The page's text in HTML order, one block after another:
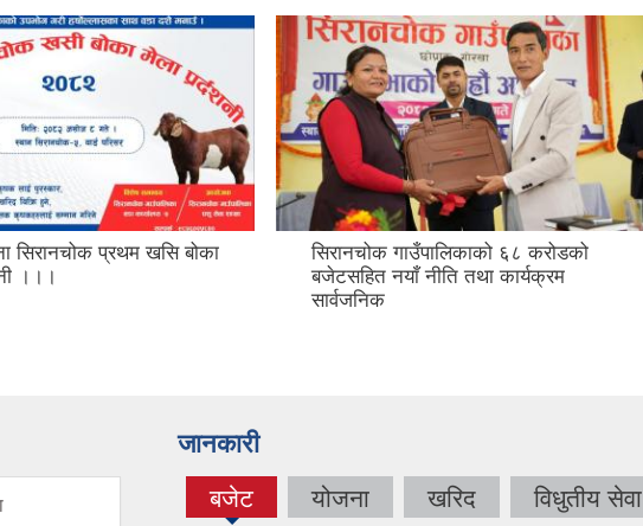
सिरानचोक प्रथम खसि बोका
।।।
सिरानचोक गाउँपालिकाको ६८ करोडको
बजेटसहित नयाँ नीति तथा कार्यक्रम
सार्वजनिक
जानकारी
बजेट
(active
योजना खरिद विधुतीय सेवा